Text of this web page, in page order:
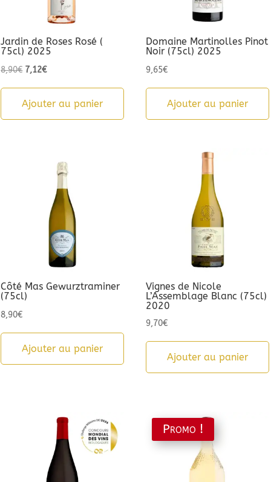
Jardin de Roses Rosé (
75cl) 2025
8,90€ Le
initial
7,12€Le
actuel
Ajouter au panier
Domaine Martinolles Pinot
Noir (75cl) 2025
9,65€
Ajouter au panier
Côté Mas Gewurztraminer
(75cl)
8,90€
Ajouter au panier
Vignes de Nicole
L’Assemblage Blanc (75cl)
2020
9,70€
Ajouter au panier
Promo !